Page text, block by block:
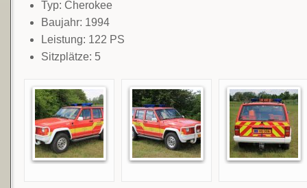
Typ: Cherokee
Baujahr: 1994
Leistung: 122 PS
Sitzplätze: 5